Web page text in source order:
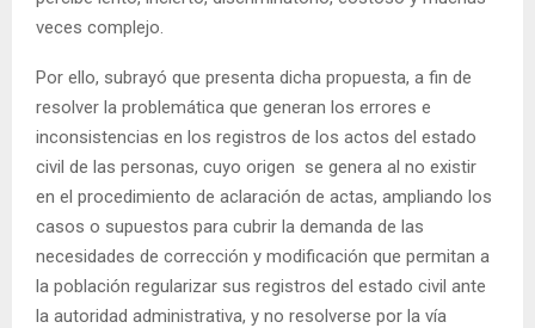
veces complejo.
Por ello, subrayó que presenta dicha propuesta, a fin de
resolver la problemática que generan los errores e
inconsistencias en los registros de los actos del estado
civil de las personas, cuyo origen se genera al no existir
en el procedimiento de aclaración de actas, ampliando los
casos o supuestos para cubrir la demanda de las
necesidades de corrección y modificación que permitan a
la población regularizar sus registros del estado civil ante
la autoridad administrativa, y no resolverse por la vía